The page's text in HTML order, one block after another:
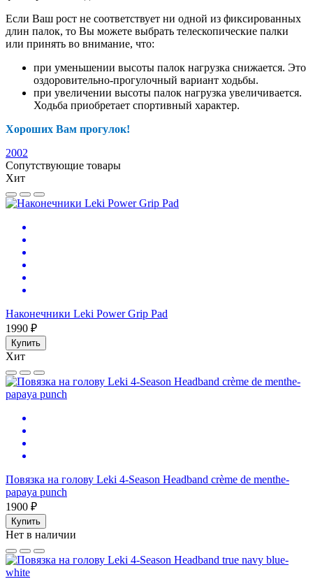
Если Ваш рост не соответствует ни одной из фиксированных
длин палок, то Вы можете выбрать телескопические палки
или принять во внимание, что:
при уменьшении высоты палок нагрузка снижается. Это
оздоровительно-прогулочный вариант ходьбы.
при увеличении высоты палок нагрузка увеличивается.
Ходьба приобретает спортивный характер.
Хороших Вам прогулок!
2002
Сопутствующие товары
Хит
Наконечники Leki Power Grip Pad
1990 ₽
Купить
Хит
Повязка на голову Leki 4-Season Headband crème de menthe-
papaya punch
1900 ₽
Купить
Нет в наличии